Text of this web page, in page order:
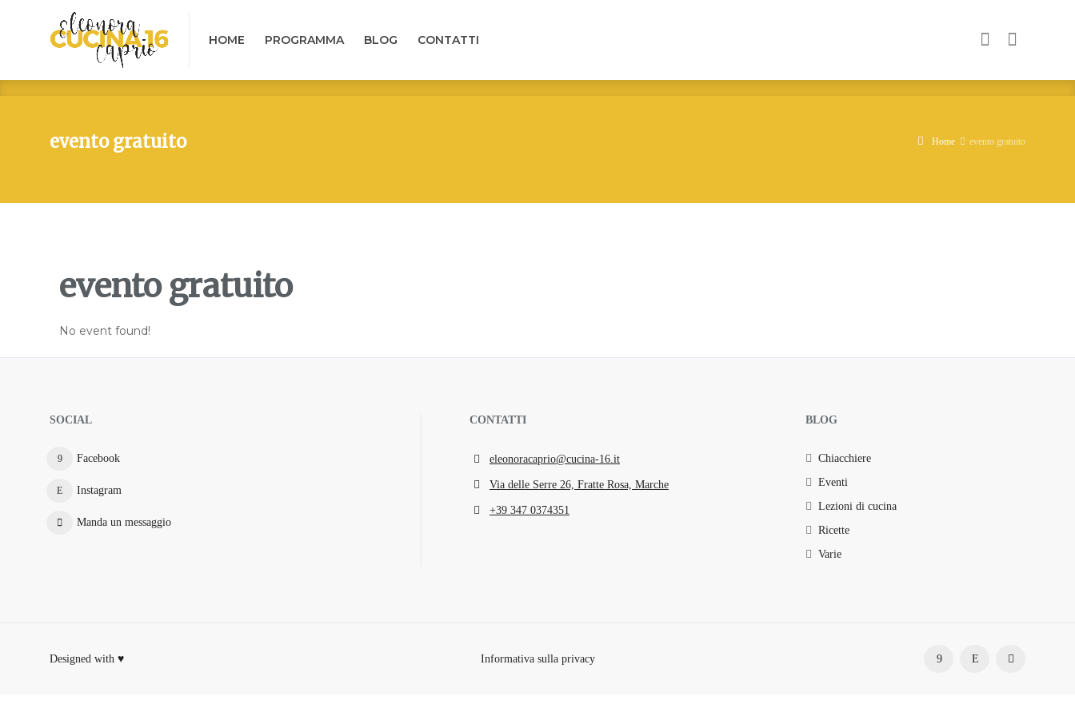
HOME PROGRAMMA BLOG CONTATTI
evento gratuito Home evento gratuito
evento gratuito
No event found!
SOCIAL
Facebook
Instagram
Manda un messaggio
CONTATTI
eleonoracaprio@cucina-16.it
Via delle Serre 26, Fratte Rosa, Marche
+39 347 0374351
BLOG
Chiacchiere
Eventi
Lezioni di cucina
Ricette
Varie
Designed with ♥ Informativa sulla privacy